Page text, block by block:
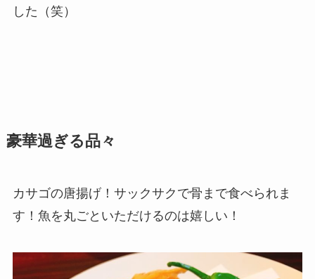
した（笑）
豪華過ぎる品々
カサゴの唐揚げ！サックサクで骨まで食べられま
す！魚を丸ごといただけるのは嬉しい！